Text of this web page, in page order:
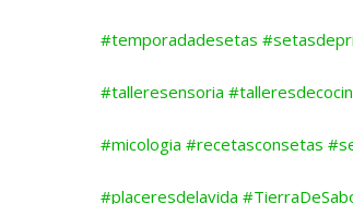
#temporadadesetas
#talleresensoria
#micologia #recetasconsetas
#placeresdelavida